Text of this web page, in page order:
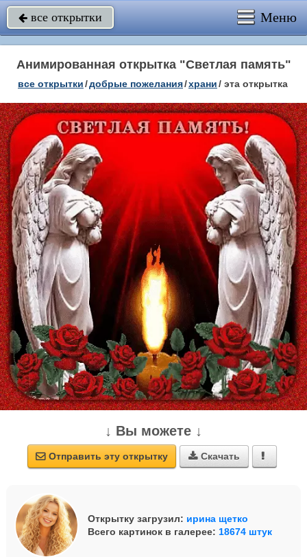
 все открытки Меню
Анимированная открытка "Светлая память"
все открытки/добрые пожелания/храни/ эта открытка
↓ Вы можете ↓
 Отправить эту открытку  Скачать 
Открытку загрузил: ирина щетко
Всего картинок в галерее: 18674 штук